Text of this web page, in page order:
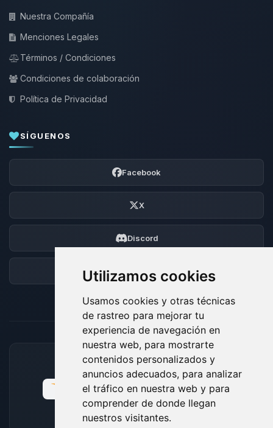
Utilizamos cookies
Usamos cookies y otras técnicas
de rastreo para mejorar tu
experiencia de navegación en
nuestra web, para mostrarte
contenidos personalizados y
anuncios adecuados, para analizar
el tráfico en nuestra web y para
comprender de donde llegan
nuestros visitantes.
Nuestra Compañía
Menciones Legales
Términos / Condiciones
Condiciones de colaboración
Política de Privacidad
SÍGUENOS
Facebook
X
Discord
Foro
MÉTODOS DE PAGO ACEPTADOS